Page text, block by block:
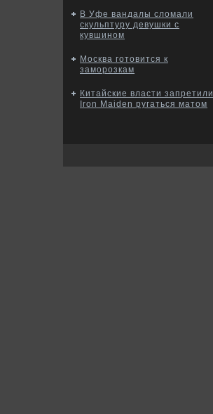
В Уфе вандалы сломали
скульптуру девушки с
кувшином
Москва готовится к
заморозкам
Китайские власти запретили
Iron Maiden ругаться матом